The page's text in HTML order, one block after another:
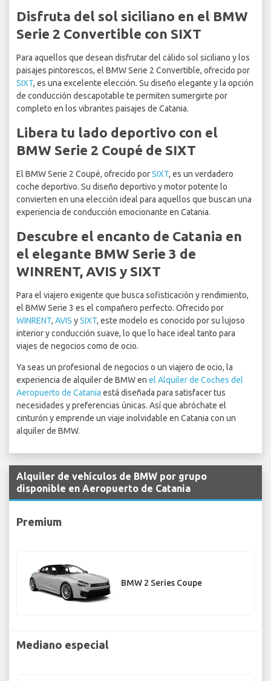
Disfruta del sol siciliano en el BMW
Serie 2 Convertible con SIXT
Para aquellos que desean disfrutar del cálido sol siciliano y los
paisajes pintorescos, el BMW Serie 2 Convertible, ofrecido por
SIXT, es una excelente elección. Su diseño elegante y la opción
de conducción descapotable te permiten sumergirte por
completo en los vibrantes paisajes de Catania.
Libera tu lado deportivo con el
BMW Serie 2 Coupé de SIXT
El BMW Serie 2 Coupé, ofrecido porSIXT, es un verdadero
coche deportivo. Su diseño deportivo y motor potente lo
convierten en una elección ideal para aquellos que buscan una
experiencia de conducción emocionante en Catania.
Descubre el encanto de Catania en
el elegante BMW Serie 3 de
WINRENT, AVIS y SIXT
Para el viajero exigente que busca sofisticación y rendimiento,
el BMW Serie 3 es el compañero perfecto. Ofrecido por
WINRENT, AVIS ySIXT, este modelo es conocido por su lujoso
interior y conducción suave, lo que lo hace ideal tanto para
viajes de negocios como de ocio.
Ya seas un profesional de negocios o un viajero de ocio, la
experiencia de alquiler de BMW en el Alquiler de Coches del
Aeropuerto de Catania está diseñada para satisfacer tus
necesidades y preferencias únicas. Así que abróchate el
cinturón y emprende un viaje inolvidable en Catania con un
alquiler de BMW.
Alquiler de vehículos de BMW por grupo
disponible en Aeropuerto de Catania
Premium
BMW 2 Series Coupe
Mediano especial